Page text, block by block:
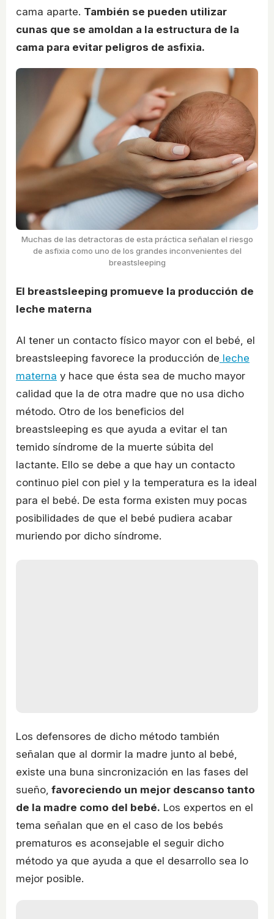
cama aparte. También se pueden utilizar
cunas que se amoldan a la estructura de la
cama para evitar peligros de asfixia.
Muchas de las detractoras de esta práctica señalan el riesgo
de asfixia como uno de los grandes inconvenientes del
breastsleeping
El breastsleeping promueve la producción de
leche materna
Al tener un contacto físico mayor con el bebé, el
breastsleeping favorece la producción de leche
materna y hace que ésta sea de mucho mayor
calidad que la de otra madre que no usa dicho
método. Otro de los beneficios del
breastsleeping es que ayuda a evitar el tan
temido síndrome de la muerte súbita del
lactante. Ello se debe a que hay un contacto
continuo piel con piel y la temperatura es la ideal
para el bebé. De esta forma existen muy pocas
posibilidades de que el bebé pudiera acabar
muriendo por dicho síndrome.
Los defensores de dicho método también
señalan que al dormir la madre junto al bebé,
existe una buna sincronización en las fases del
sueño, favoreciendo un mejor descanso tanto
de la madre como del bebé. Los expertos en el
tema señalan que en el caso de los bebés
prematuros es aconsejable el seguir dicho
método ya que ayuda a que el desarrollo sea lo
mejor posible.